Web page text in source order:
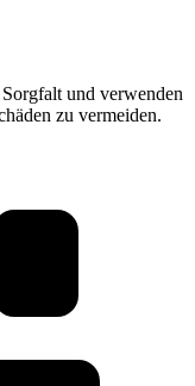
und verwenden
zu vermeiden.